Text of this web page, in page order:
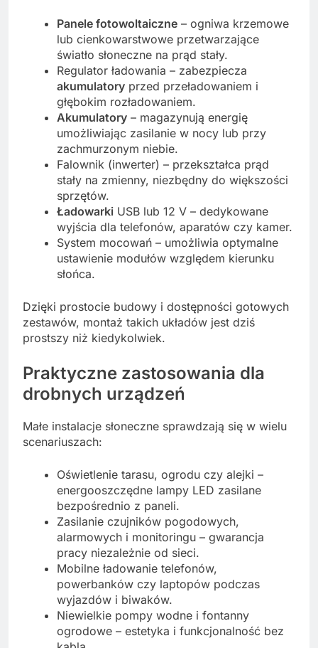
Panele fotowoltaiczne – ogniwa krzemowe
lub cienkowarstwowe przetwarzające
światło słoneczne na prąd stały.
Regulator ładowania – zabezpiecza
akumulatory przed przeładowaniem i
głębokim rozładowaniem.
Akumulatory – magazynują energię
umożliwiając zasilanie w nocy lub przy
zachmurzonym niebie.
Falownik (inwerter) – przekształca prąd
stały na zmienny, niezbędny do większości
sprzętów.
Ładowarki USB lub 12 V – dedykowane
wyjścia dla telefonów, aparatów czy kamer.
System mocowań – umożliwia optymalne
ustawienie modułów względem kierunku
słońca.
Dzięki prostocie budowy i dostępności gotowych
zestawów, montaż takich układów jest dziś
prostszy niż kiedykolwiek.
Praktyczne zastosowania dla
drobnych urządzeń
Małe instalacje słoneczne sprawdzają się w wielu
scenariuszach:
Oświetlenie tarasu, ogrodu czy alejki –
energooszczędne lampy LED zasilane
bezpośrednio z paneli.
Zasilanie czujników pogodowych,
alarmowych i monitoringu – gwarancja
pracy niezależnie od sieci.
Mobilne ładowanie telefonów,
powerbanków czy laptopów podczas
wyjazdów i biwaków.
Niewielkie pompy wodne i fontanny
ogrodowe – estetyka i funkcjonalność bez